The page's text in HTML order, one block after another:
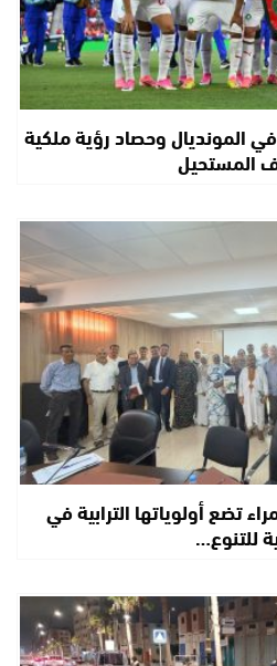
المونديال وحصاد رؤية ملكية
المستحيل
تضع أولوياتها الترابية في
للتنوع…